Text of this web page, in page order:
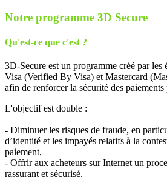
Notre programme 3D Secure
Qu'est-ce que c'est ?
3D-Secure est un programme créé par les
Visa (Verified By Visa) et Mastercard
afin de renforcer la sécurité des
L'objectif est double :
- Diminuer les risques de fraude, en
d’identité et les impayés relatifs à la
paiement,
- Offrir aux acheteurs sur Internet un
rassurant et sécurisé.